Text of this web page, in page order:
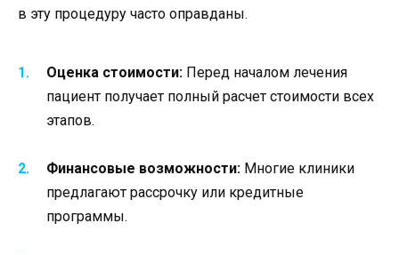
в эту процедуру часто оправданы.
Оценка стоимости: Перед началом лечения
пациент получает полный расчет стоимости всех
этапов.
Финансовые возможности: Многие клиники
предлагают рассрочку или кредитные
программы.